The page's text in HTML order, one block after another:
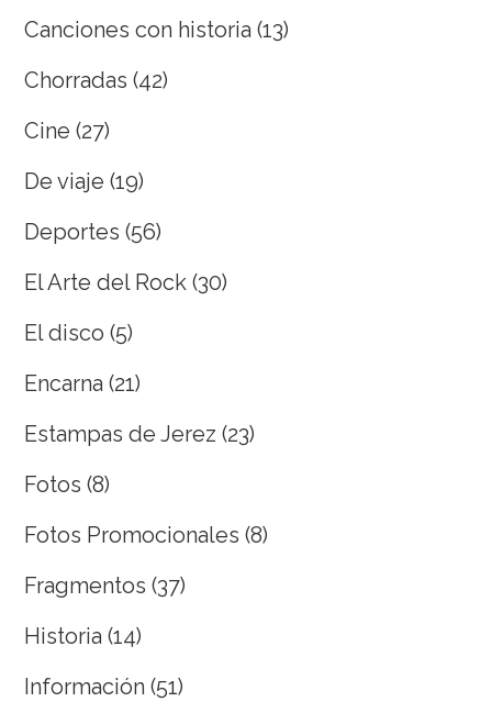
Canciones con historia (13)
Chorradas (42)
Cine (27)
De viaje (19)
Deportes (56)
El Arte del Rock (30)
El disco (5)
Encarna (21)
Estampas de Jerez (23)
Fotos (8)
Fotos Promocionales (8)
Fragmentos (37)
Historia (14)
Información (51)